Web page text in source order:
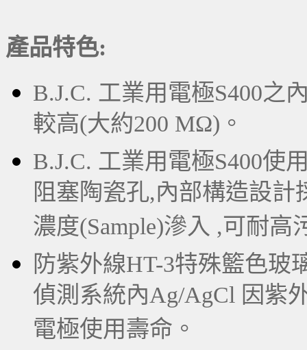
產品特色:
B.J.C. 工業用電極S400之
較高(大約200 MΩ)。
B.J.C. 工業用電極S400使
阻塞陶瓷孔,內部構造設
濃度(Sample)滲入 ,可耐高
防紫外線HT-3特殊籃色玻
偵測系統內Ag/AgCl 因紫
電極使用壽命。